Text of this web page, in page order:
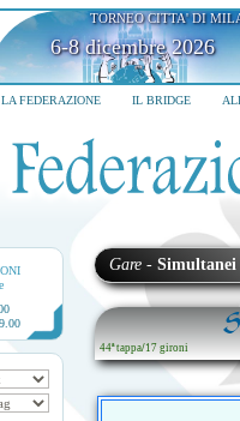
TORNEO CITTA' DI
6-8 dicembre 2026
LA FEDERAZIONE IL BRIDGE
Gare - Simultanei
44ª tappa/17 gironi